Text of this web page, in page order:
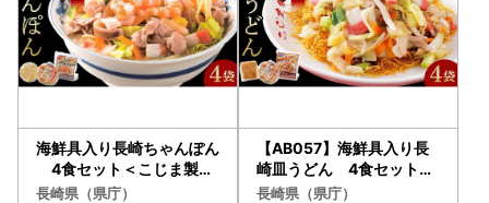
海鮮具入り長崎ちゃんぽん
4食セット＜こじま製麺
＞ | ちゃんぽん
長崎県（県庁）
【AB057】海鮮具入り長
崎皿うどん 4食セット＜
こじま製麺＞｜皿うどん
長崎県（県庁）